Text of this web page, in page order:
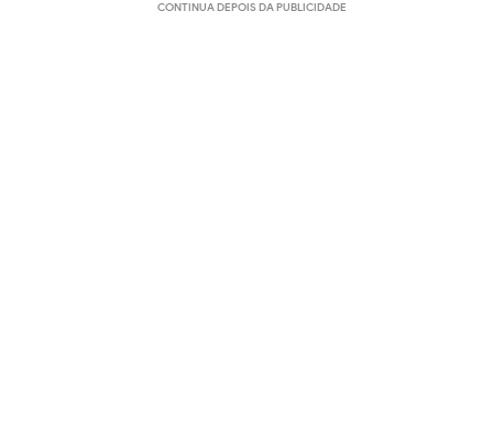
CONTINUA DEPOIS DA PUBLICIDADE